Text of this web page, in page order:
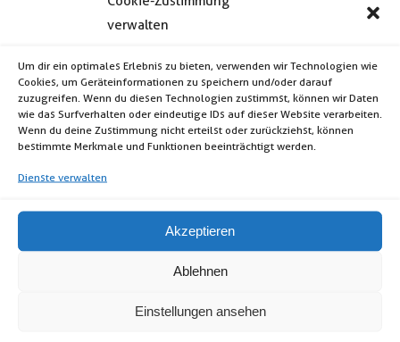
verwalten
Um dir ein optimales Erlebnis zu bieten, verwenden wir Technologien wie
Cookies, um Geräteinformationen zu speichern und/oder darauf
zuzugreifen. Wenn du diesen Technologien zustimmst, können wir Daten
wie das Surfverhalten oder eindeutige IDs auf dieser Website verarbeiten.
Wenn du deine Zustimmung nicht erteilst oder zurückziehst, können
bestimmte Merkmale und Funktionen beeinträchtigt werden.
Dienste verwalten
Akzeptieren
Ablehnen
Einstellungen ansehen
natur
Polsterstuhl famous
Polsterstuhl famous (Material: Gestell:
massives Buchholz gebeizt und lackiert;